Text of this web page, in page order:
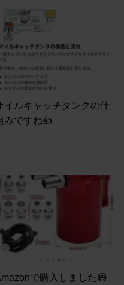
イルキャッチタンクの仕
みですね👍
で購入しました😄